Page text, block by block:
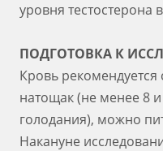
уровня тестостерона
ПОДГОТОВКА К
Кровь рекомендуется
натощак (не менее 8
голодания), можно
Накануне